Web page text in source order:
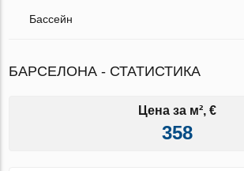
Бассейн
БАРСЕЛОНА - СТАТИСТИКА
Цена за м², €
358